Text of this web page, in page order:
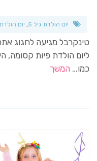
יום הולדת גיל 5 , יום
טינקרבל מגיעה לחגוג
ליום הולדת פיות קסומה,
כמו… המשך